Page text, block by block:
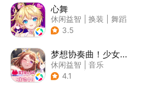
心舞
休闲益智 换装
舞蹈
| 结婚
3.5
梦想协奏曲！少女乐团派对！
休闲益智
音乐
| 美少女
4.1